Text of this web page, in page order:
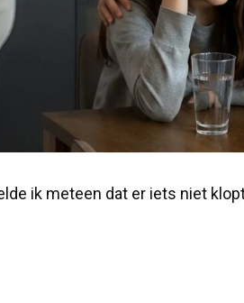
ik meteen dat er iets niet